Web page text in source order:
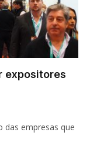
expositores
das empresas que